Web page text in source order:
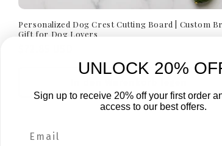
Personalized Dog Crest Cutting Board | Custom
Gift for Dog Lovers
UNLOCK 20%
Sign up to receive 20% off your first order
access to our best offers.